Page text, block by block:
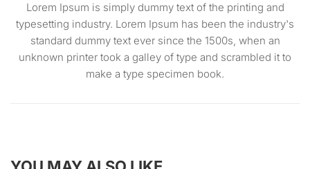
Lorem Ipsum is simply dummy text of the printing and
typesetting industry. Lorem Ipsum has been the industry's
standard dummy text ever since the 1500s, when an
unknown printer took a galley of type and scrambled it to
make a type specimen book.